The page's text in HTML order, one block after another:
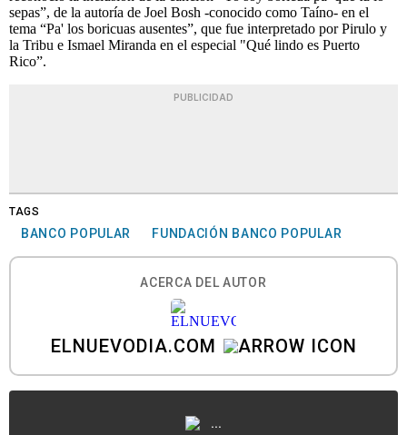
sepas”, de la autoría de Joel Bosh -conocido como Taíno- en el
tema “Pa' los boricuas ausentes”, que fue interpretado por Pirulo y
la Tribu e Ismael Miranda en el especial "Qué lindo es Puerto
Rico”.
PUBLICIDAD
TAGS
BANCO POPULAR FUNDACIÓN BANCO POPULAR
ACERCA DEL AUTOR
ELNUEVODIA.COM
...